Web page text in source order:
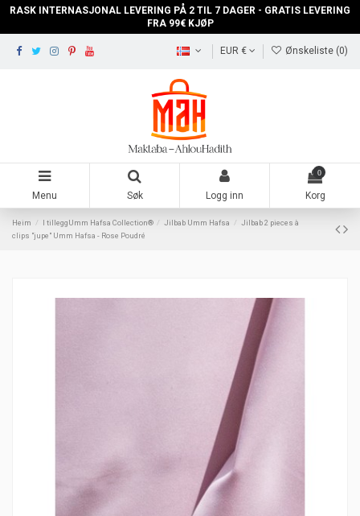
RASK INTERNASJONAL LEVERING PÅ 2 TIL 7 DAGER - GRATIS LEVERING
FRA 99€ KJØP
EUR € Ønskeliste (0)
Menu Søk Logg inn
0
Korg
Heim I tilleggUmm Hafsa Collection® Jilbab Umm Hafsa
Jilbab 2 pieces à
clips "jupe" Umm Hafsa - Rose Poudré